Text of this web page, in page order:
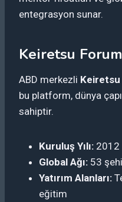
entegrasyon sunar.
Keiretsu
ABD merkezli Keiretsu
bu platform, dünya
sahiptir.
Kuruluş Yılı: 2012
Global Ağı: 53
Yatırım Alanları:
eğitim